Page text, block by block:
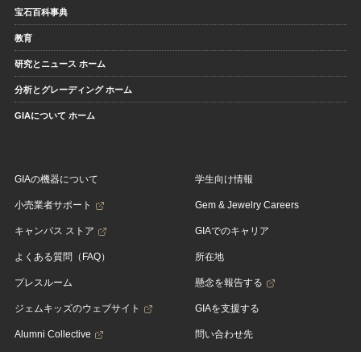
宝石百科事典
教育
研究とニュース ホーム
分析とグレーディング ホーム
GIAについて ホーム
GIAの機器について
小売業者サポート
キャンパス ストア
よくある質問（FAQ）
プレスルーム
ジェムキッズのウェブサイト
Alumni Collective
学生向け情報
Gem & Jewelry Careers
GIAでのキャリア
所在地
懸念を報告する
GIAを支援する
問い合わせ先